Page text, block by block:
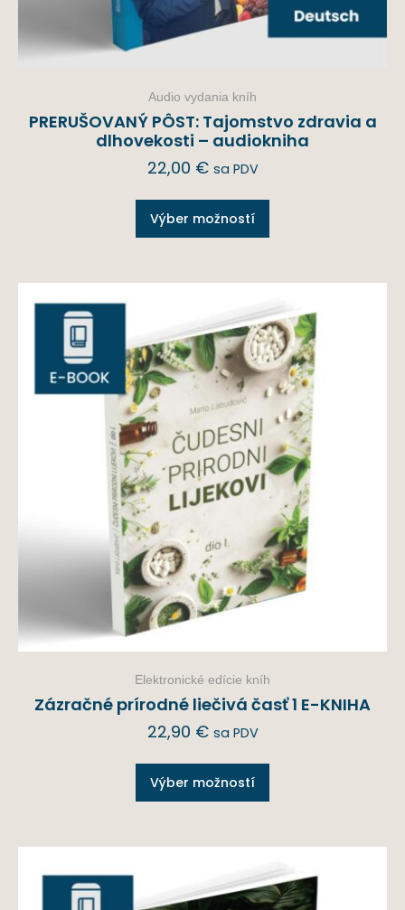
Audio vydania kníh
PRERUŠOVANÝ PÔST: Tajomstvo zdravia a
dlhovekosti – audiokniha
22,00 € sa PDV
Výber možností
Elektronické edície kníh
Zázračné prírodné liečivá časť 1 E-KNIHA
22,90 € sa PDV
Výber možností